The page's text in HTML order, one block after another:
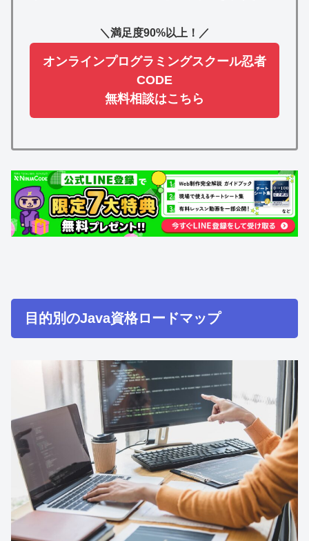
＼満足度90%以上！／
オンラインプログラミングスクール忍者
CODE
無料相談はこちら
目的別のJava資格ロードマップ